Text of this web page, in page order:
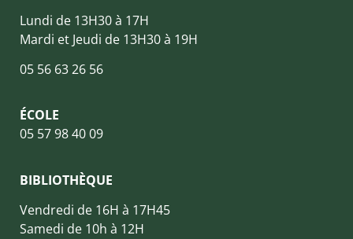
Lundi de 13H30 à 17H
Mardi et Jeudi de 13H30 à 19H
05 56 63 26 56
ÉCOLE
05 57 98 40 09
BIBLIOTHÈQUE
Vendredi de 16H à 17H45
Samedi de 10h à 12H